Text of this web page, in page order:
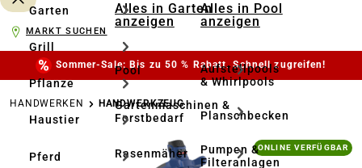
Garten
Grill
Pflanze
Haustier
Pferd
Alles in Garten
anzeigen
Pool
Gartenmaschinen &
Forstbedarf
Rasenmäher
Alles in Pool
anzeigen
Aufstellpools
& Whirlpools
Planschbecken
Pumpen &
Filteranlagen
MARKT SUCHEN
Sommer-Sale: Bis zu 50 % Rabatt. Schnell zugreifen!
HANDWERKEN HANDWERKZEUG
Bildergalerie überspringen ONLINE VERFÜGBAR